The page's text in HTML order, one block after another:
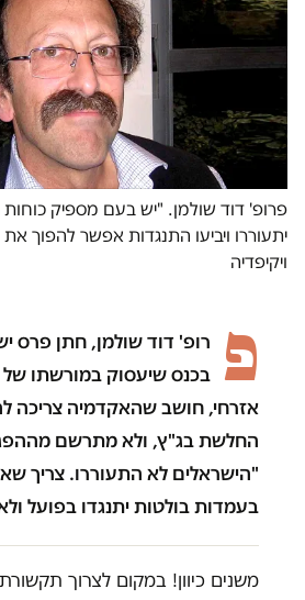
פרופ' דוד שולמן. "יש בעם מספיק
יתעוררו ויביעו התנגדות אפשר להפוך
ויקיפדיה
פ
רופ' דוד שולמן, חתן פרס
בכנס שיעסוק במורשתו של
אזרחי, חושב שהאקדמיה צריכה
החלשת בג"ץ, ולא מתרשם
"הישראלים לא התעוררו. צריך
בעמדות בולטות יתנגדו בפועל
משנים כיוון! במקום לצרוך